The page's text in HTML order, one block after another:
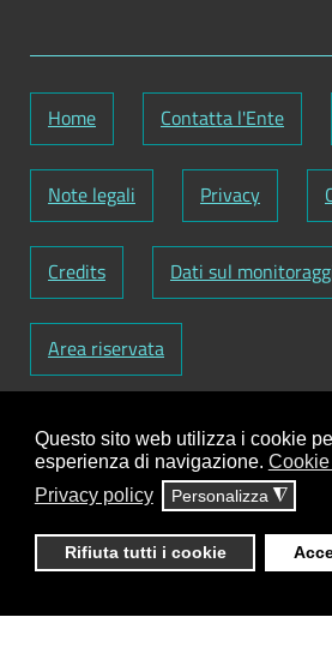
Questo sito web utilizza i cookie
esperienza di navigazione.
Privacy policy
Personalizza ◮
Rifiuta tutti i cookie
Home Contatta l'Ente
Note legali Privacy
Credits Dati sul
Area riservata
Codice Fiscale: 82000090751-
01129720759-Codice
UFY1HC
contenuti:Antonio Scrimitore
ClioCom© copyright 2018 -